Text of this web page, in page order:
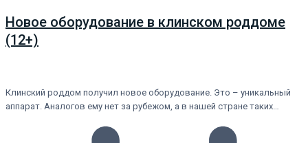
Новое оборудование в клинском роддоме
(12+)
Клинский роддом получил новое оборудование. Это – уникальный
аппарат. Аналогов ему нет за рубежом, а в нашей стране таких…